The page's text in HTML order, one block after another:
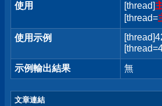
使用 [thread]
[thread=
使用示例
示例輸出結果
無
文章連結